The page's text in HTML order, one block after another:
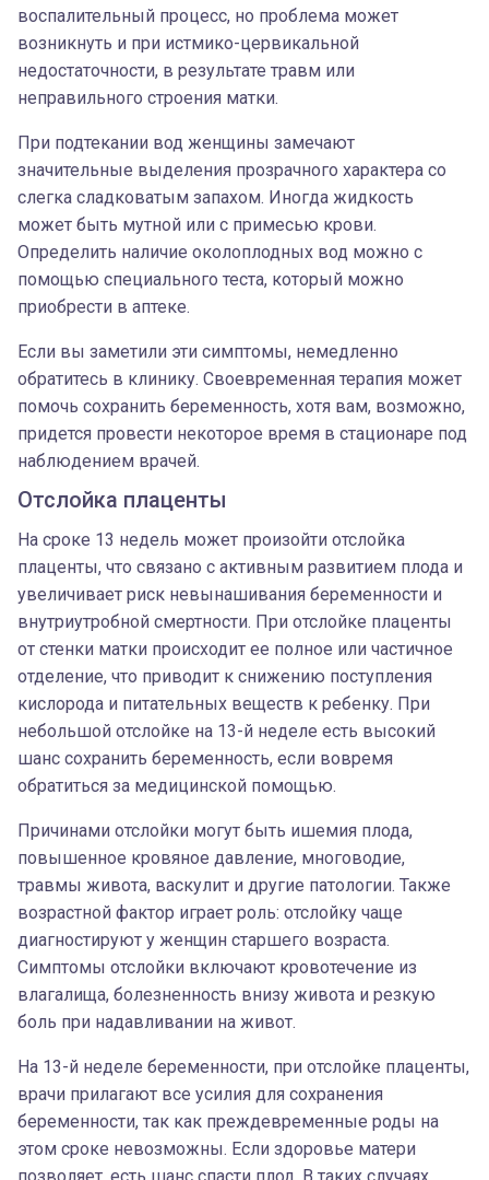
воспалительный процесс, но проблема может
возникнуть и при истмико-цервикальной
недостаточности, в результате травм или
неправильного строения матки.
При подтекании вод женщины замечают
значительные выделения прозрачного характера со
слегка сладковатым запахом. Иногда жидкость
может быть мутной или с примесью крови.
Определить наличие околоплодных вод можно с
помощью специального теста, который можно
приобрести в аптеке.
Если вы заметили эти симптомы, немедленно
обратитесь в клинику. Своевременная терапия может
помочь сохранить беременность, хотя вам, возможно,
придется провести некоторое время в стационаре под
наблюдением врачей.
Отслойка плаценты
На сроке 13 недель может произойти отслойка
плаценты, что связано с активным развитием плода и
увеличивает риск невынашивания беременности и
внутриутробной смертности. При отслойке плаценты
от стенки матки происходит ее полное или частичное
отделение, что приводит к снижению поступления
кислорода и питательных веществ к ребенку. При
небольшой отслойке на 13-й неделе есть высокий
шанс сохранить беременность, если вовремя
обратиться за медицинской помощью.
Причинами отслойки могут быть ишемия плода,
повышенное кровяное давление, многоводие,
травмы живота, васкулит и другие патологии. Также
возрастной фактор играет роль: отслойку чаще
диагностируют у женщин старшего возраста.
Симптомы отслойки включают кровотечение из
влагалища, болезненность внизу живота и резкую
боль при надавливании на живот.
На 13-й неделе беременности, при отслойке плаценты,
врачи прилагают все усилия для сохранения
беременности, так как преждевременные роды на
этом сроке невозможны. Если здоровье матери